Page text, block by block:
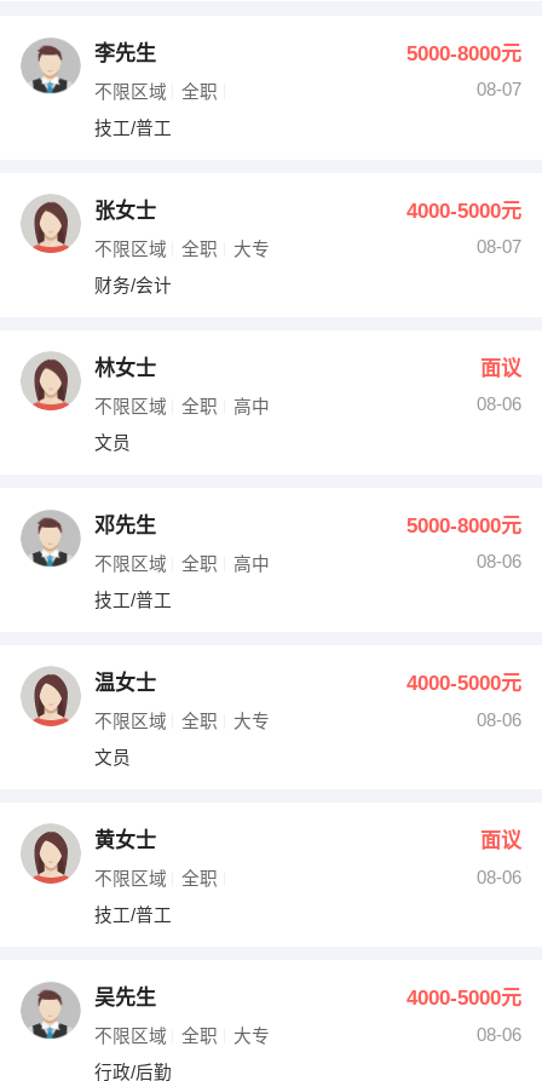
李先生 5000-8000元
不限区域 全职
08-07
技工/普工
张女士 4000-5000元
不限区域 全职 大专
08-07
财务/会计
林女士 面议
不限区域 全职 高中
08-06
文员
邓先生 5000-8000元
不限区域 全职 高中
08-06
技工/普工
温女士 4000-5000元
不限区域 全职 大专
08-06
文员
黄女士 面议
不限区域 全职
08-06
技工/普工
吴先生 4000-5000元
不限区域 全职 大专
08-06
行政/后勤